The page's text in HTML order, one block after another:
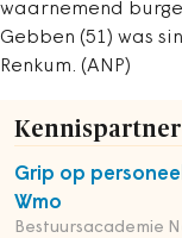
waarnemend
Gebben (51) was
Renkum. (ANP)
Grip op
Wmo
Bestuursacademie